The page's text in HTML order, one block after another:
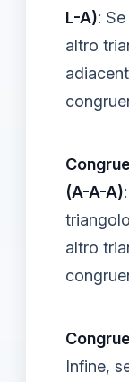
L-A):
altro
(A-A-A)
altro
Infine,